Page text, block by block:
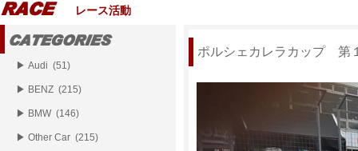
レース活動
ポルシェカレラカップ
▶ Audi (51)
▶ BENZ (215)
▶ BMW (146)
▶ Other Car (215)